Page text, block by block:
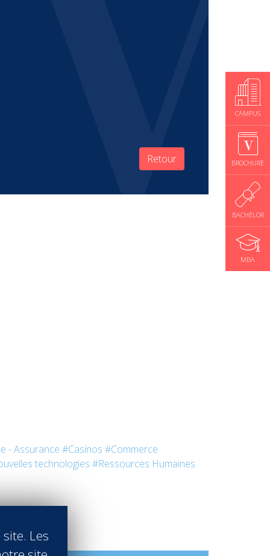
CAMPUS
BROCHURE
BACHELOR
MBA
Retour
- Assurance #Casinos #Commerce
technologies #Ressources Humaines
Les